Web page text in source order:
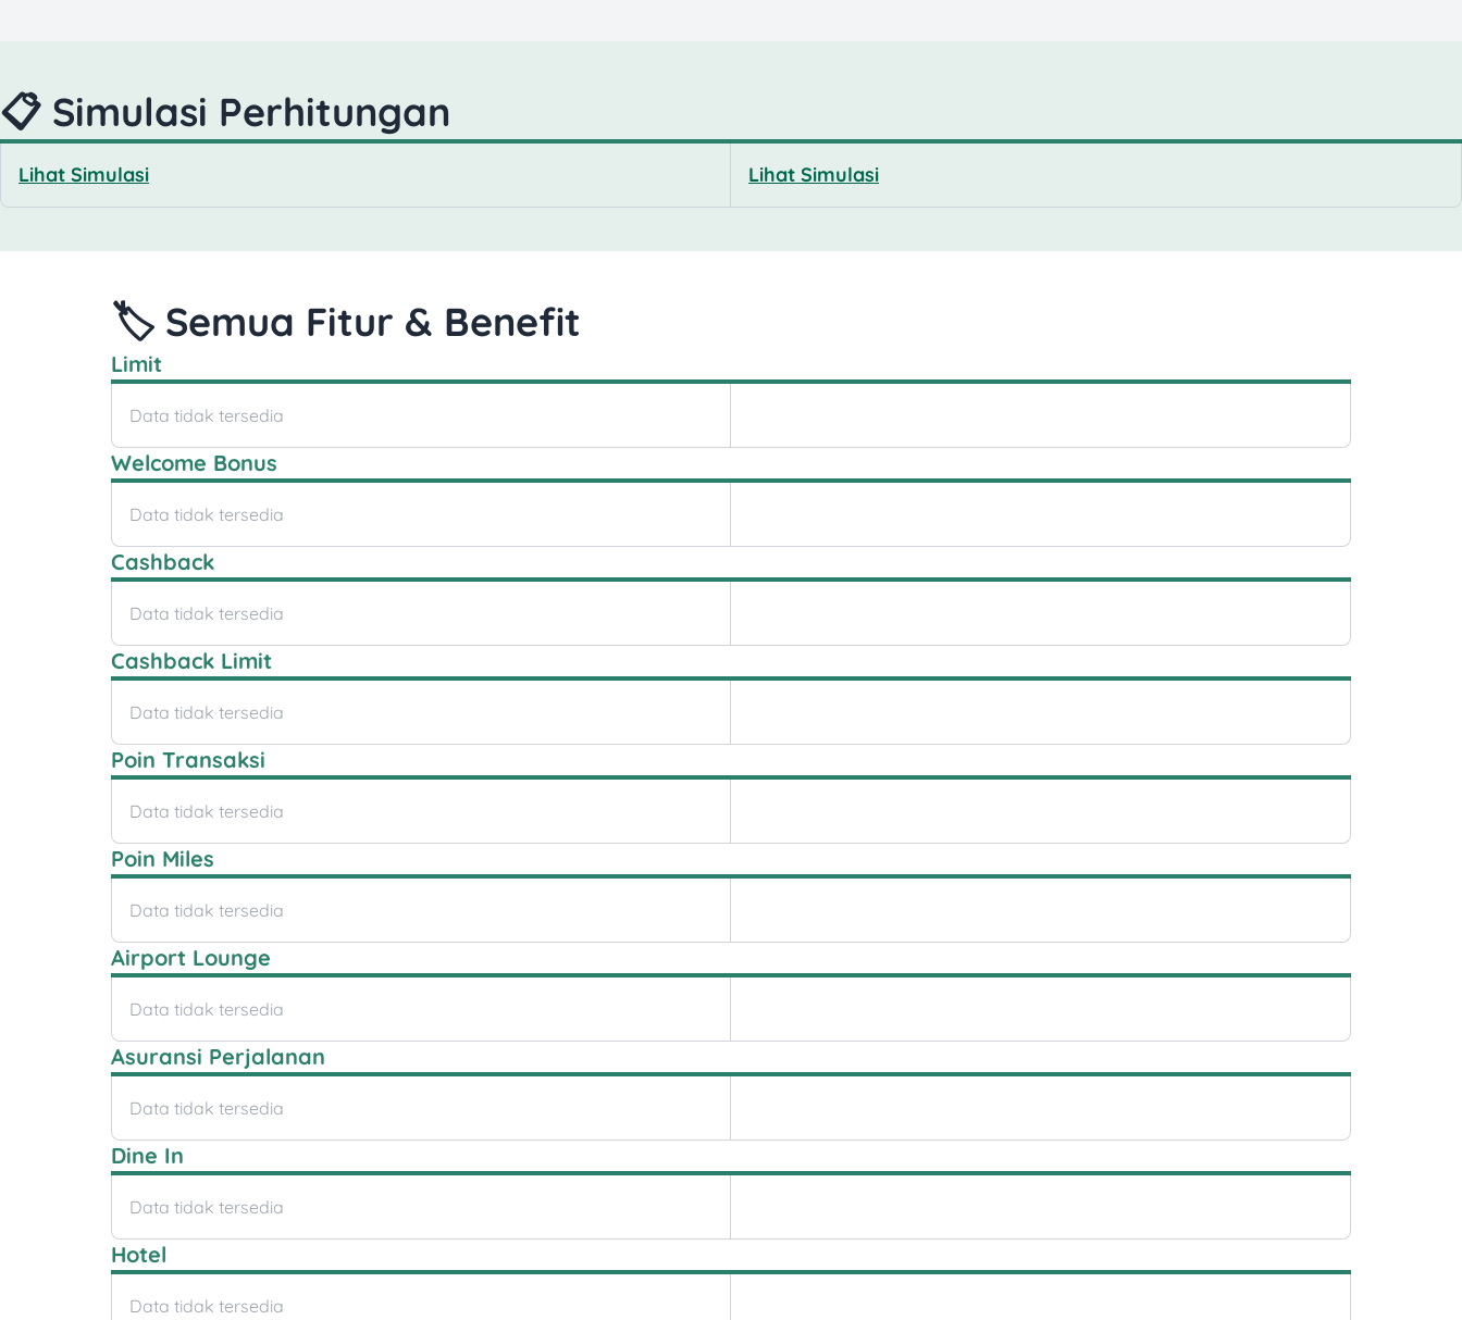
📋 Simulasi Perhitungan
Lihat Simulasi Lihat Simulasi
🏷️ Semua Fitur & Benefit
Limit
Data tidak tersedia
Welcome Bonus
Data tidak tersedia
Cashback
Data tidak tersedia
Cashback Limit
Data tidak tersedia
Poin Transaksi
Data tidak tersedia
Poin Miles
Data tidak tersedia
Airport Lounge
Data tidak tersedia
Asuransi Perjalanan
Data tidak tersedia
Dine In
Data tidak tersedia
Hotel
Data tidak tersedia